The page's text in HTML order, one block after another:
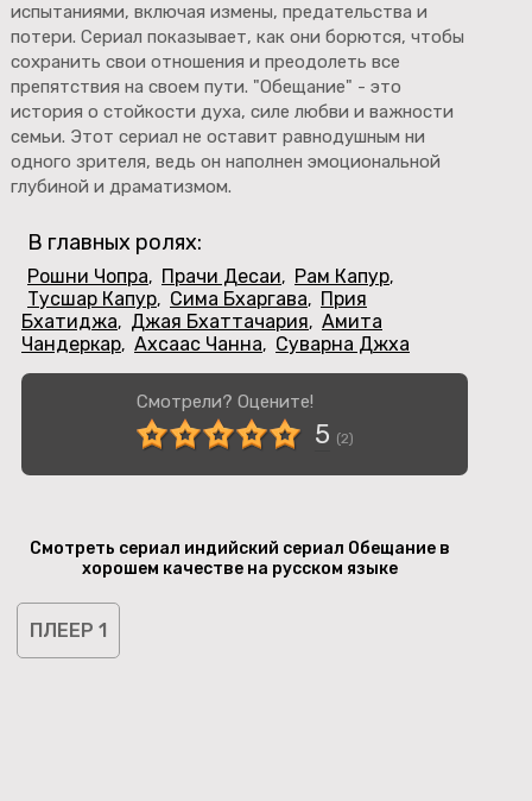
испытаниями, включая измены, предательства и
потери. Сериал показывает, как они борются, чтобы
сохранить свои отношения и преодолеть все
препятствия на своем пути. "Обещание" - это
история о стойкости духа, силе любви и важности
семьи. Этот сериал не оставит равнодушным ни
одного зрителя, ведь он наполнен эмоциональной
глубиной и драматизмом.
В главных ролях:
Рошни Чопра, Прачи Десаи, Рам Капур,
Тусшар Капур, Сима Бхаргава, Прия
Бхатиджа, Джая Бхаттачария, Амита
Чандеркар, Ахсаас Чанна, Суварна Джха
Смотрели? Оцените!
5 (2)
Смотреть сериал индийский сериал Обещание в
хорошем качестве на русском языке
ПЛЕЕР 1